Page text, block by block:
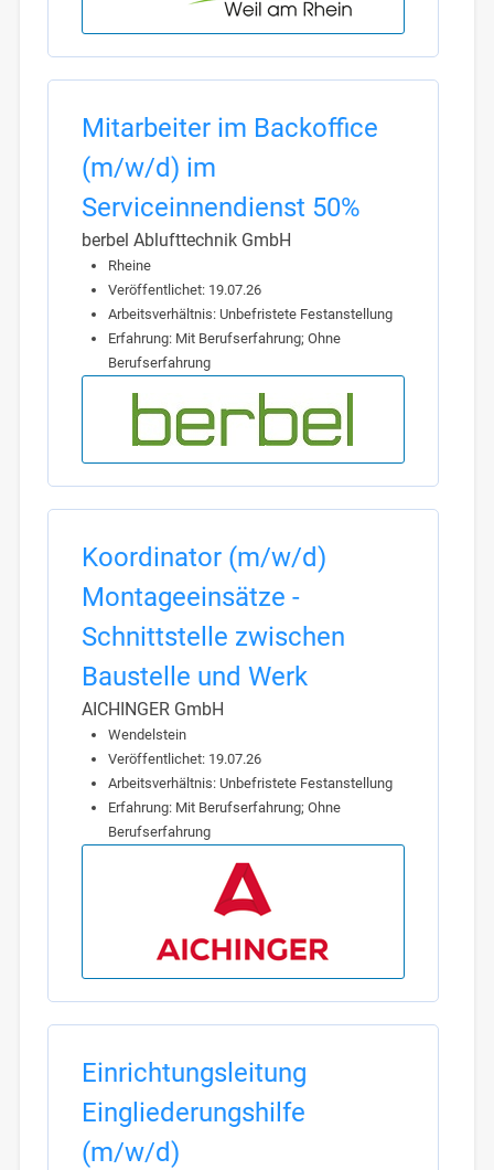
Mitarbeiter im Backoffice
(m/w/d) im
Serviceinnendienst 50%
berbel Ablufttechnik GmbH
Rheine
Veröffentlichet: 19.07.26
Arbeitsverhältnis: Unbefristete Festanstellung
Erfahrung: Mit Berufserfahrung; Ohne
Berufserfahrung
Koordinator (m/w/d)
Montageeinsätze -
Schnittstelle zwischen
Baustelle und Werk
AICHINGER GmbH
Wendelstein
Veröffentlichet: 19.07.26
Arbeitsverhältnis: Unbefristete Festanstellung
Erfahrung: Mit Berufserfahrung; Ohne
Berufserfahrung
Einrichtungsleitung
Eingliederungshilfe
(m/w/d)